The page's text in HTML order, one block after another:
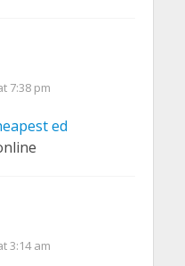
7:38 pm
ed
3:14 am